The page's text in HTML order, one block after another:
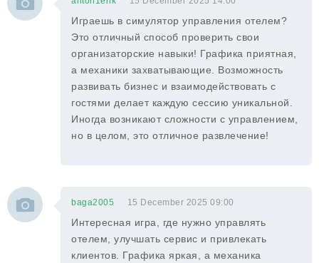
Играешь в симулятор управления отелем?
Это отличный способ проверить свои
организаторские навыки! Графика приятная,
а механики захватывающие. Возможность
развивать бизнес и взаимодействовать с
гостями делает каждую сессию уникальной.
Иногда возникают сложности с управлением,
но в целом, это отличное развлечение!
baga2005 15 December 2025 09:00
Интересная игра, где нужно управлять
отелем, улучшать сервис и привлекать
клиентов. Графика яркая, а механика